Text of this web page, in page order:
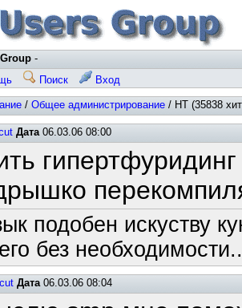
-
Поиск Вход
/ Общее администрирование / HT (35838
Дата06.03.06 08:00
гипертфуридинг
подобен искуству
без
Дата06.03.06 08:04